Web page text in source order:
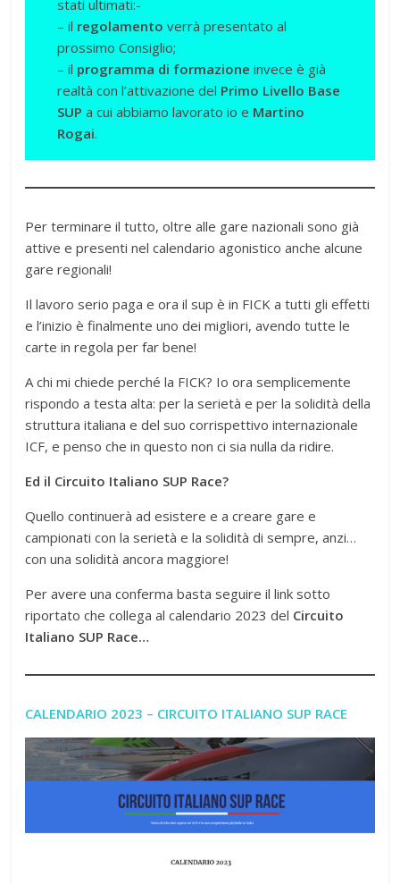
stati ultimati:-
– il regolamento verrà presentato al
prossimo Consiglio;
– il programma di formazione invece è già
realtà con l’attivazione del Primo Livello Base
SUP a cui abbiamo lavorato io e Martino
Rogai.
Per terminare il tutto, oltre alle gare nazionali sono già
attive e presenti nel calendario agonistico anche alcune
gare regionali!
Il lavoro serio paga e ora il sup è in FICK a tutti gli effetti
e l’inizio è finalmente uno dei migliori, avendo tutte le
carte in regola per far bene!
A chi mi chiede perché la FICK? Io ora semplicemente
rispondo a testa alta: per la serietà e per la solidità della
struttura italiana e del suo corrispettivo internazionale
ICF, e penso che in questo non ci sia nulla da ridire.
Ed il Circuito Italiano SUP Race?
Quello continuerà ad esistere e a creare gare e
campionati con la serietà e la solidità di sempre, anzi…
con una solidità ancora maggiore!
Per avere una conferma basta seguire il link sotto
riportato che collega al calendario 2023 del Circuito
Italiano SUP Race…
CALENDARIO 2023 – CIRCUITO ITALIANO SUP RACE